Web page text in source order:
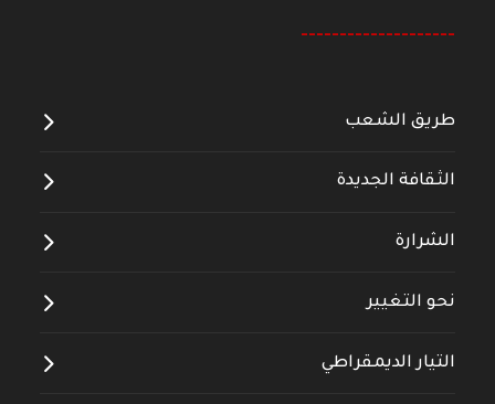
--------------------
طريق الشعب
الثقافة الجديدة
الشرارة
نحو التغيير
التيار الديمقراطي